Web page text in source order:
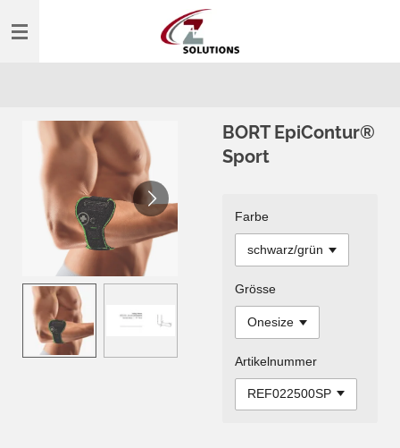
Hauptinhalt
BORT EpiContur®
Sport
Farbe
Grösse
Artikelnummer